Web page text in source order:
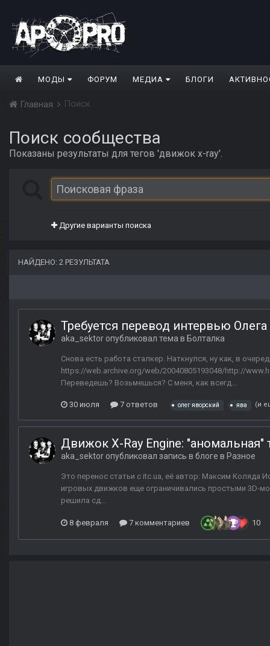
МОДЫ ФОРУМ МЕДИА БЛОГИ
Главная Поиск
Поиск сообщества
Показаны результаты для тегов 'движок x-ray'.
Другие варианты поиска
НАЙДЕНО: 2 РЕЗУЛЬТАТА
Требуется перевод интервью
aka_sektor опубликовал тема в Болталка
Снова есть работа сталкер. Наткнулся, ну как, в
https://web.archive.org/web/20040805193048/http://
Переведешь? Возьмешься? С меня, как всегд...
30 июля 7 ответов олег яворский ява (и
Движок X-Ray Engine: "аномальная"
aka_sektor опубликовал запись в блоге в Разное
Это перенос статьи с itc.ua, её автор: Максим Коляда
игровых движков еще ограничивались простыми 3D-
решила сд...
8 февраля 7 комментариев 10